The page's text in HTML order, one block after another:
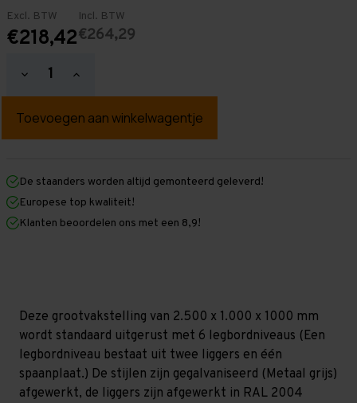
Excl. BTW
€218,42
Incl. BTW
€264,29
Hoeveelheid
verlagen
Grootvakstelling
mm
mm
x
1.000
mm
Hoeveelheid
verhogen
Grootvakstelling
mm
mm
1.000
mm
De staanders worden altijd gemonteerd geleverd!
Europese top kwaliteit!
Klanten beoordelen ons met een 8,9!
Deze grootvakstelling van 2.500 x 1.000 x 1000 mm
wordt standaard uitgerust met 6 legbordniveaus (Een
legbordniveau bestaat uit twee liggers en één
spaanplaat.) De stijlen zijn gegalvaniseerd (Metaal grijs)
afgewerkt, de liggers zijn afgewerkt in RAL 2004